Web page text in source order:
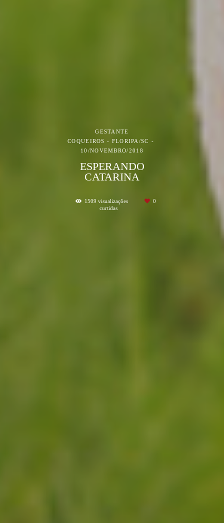
GESTANTE
COQUEIROS - FLORIPA/SC
10/NOVEMBRO/2018
ESPERANDO
CATARINA
1509 visualizações
0
curtidas